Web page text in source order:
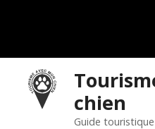
chien
Guide